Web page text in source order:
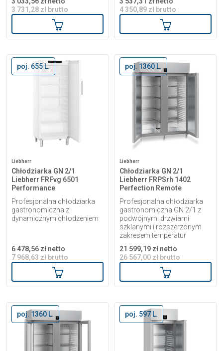
3 731,28 zł brutto
Dodaj do koszyka
4 350,89 zł brutto
Dodaj do
poj. 655 L.
Liebherr
Chłodziarka GN 2/1
Liebherr FRFvg 6501
Performance
Profesjonalna chłodziarka
gastronomiczna z
dynamicznym chłodzeniem
6 478,56 zł netto
7 968,63 zł brutto
Dodaj do koszyka
poj. 1360 L.
Liebherr
Chłodziarka GN 2/1
Liebherr FRPSrh 1402
Perfection Remote
Profesjonalna chłodziarka
gastronomiczna GN 2/1 z
podwójnymi drzwiami
szklanymi i rozszerzonym
zakresem temperatur
21 599,19 zł netto
26 567,00 zł brutto
Dodaj do
poj. 1360 L. poj. 597 L.